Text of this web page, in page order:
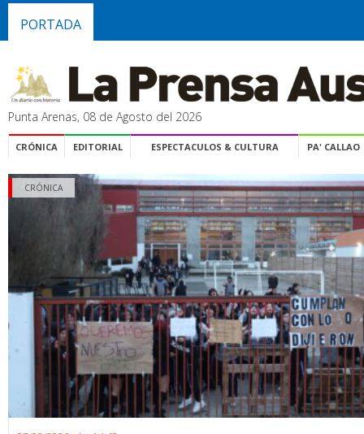
PORTADA
Punta Arenas, 08 de Agosto del 2026
CRÓNICA EDITORIAL ESPECTACULOS & CULTURA PA' CALLAO
CRÓNICA